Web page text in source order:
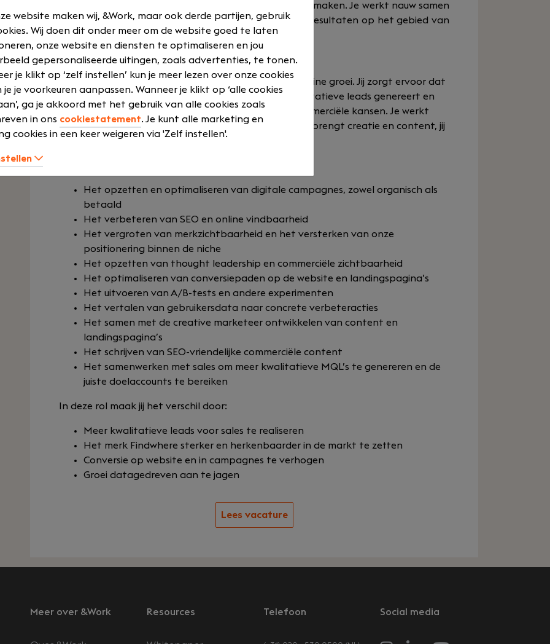
campagnes, content en conversie echt het verschil te maken. Je werkt nauw samen
met de Creative Marketeer en behaalt samen mooie resultaten op het gebied van
zichtbaarheid, leads en conversie.
Jouw rol
Als Growth Marketeer ben jij de motor achter onze online groei. Jij zorgt ervoor dat
Findwhere zichtbaarder wordt in de markt, meer kwalitatieve leads genereert en
sterker converteert van aandacht naar concrete commerciële kansen. Je werkt
nauw samen met onze allround creative marketeer: zij brengt creatie en content, jij
brengt growth, performance en conversie.
Het opzetten en optimaliseren van digitale campagnes, zowel organisch als
betaald
Het verbeteren van SEO en online vindbaarheid
Het vergroten van merkzichtbaarheid en het versterken van onze
positionering binnen de niche
Het opzetten van thought leadership en commerciële zichtbaarheid
Het optimaliseren van conversiepaden op de website en landingspagina’s
Het uitvoeren van A/B-tests en andere experimenten
Het vertalen van gebruikersdata naar concrete verbeteracties
Het samen met de creative marketeer ontwikkelen van content en
landingspagina’s
Het schrijven van SEO-vriendelijke commerciële content
Het samenwerken met sales om meer kwalitatieve MQL’s te genereren en de
juiste doelaccounts te bereiken
In deze rol maak jij het verschil door:
Meer kwalitatieve leads voor sales te realiseren
Het merk Findwhere sterker en herkenbaarder in de markt te zetten
Conversie op website en in campagnes te verhogen
Groei datagedreven aan te jagen
Lees vacature
Meer over &Work Resources Telefoon Social media
website maken wij, &Work, maar ook derde partijen, gebruik
Wij doen dit onder meer om de website goed te laten
onze website en diensten te optimaliseren en jou
gepersonaliseerde uitingen, zoals advertenties, te tonen.
je klikt op ‘zelf instellen’ kun je meer lezen over onze cookies
je je voorkeuren aanpassen. Wanneer je klikt op ‘alle cookies
ga je akkoord met het gebruik van alle cookies zoals
in ons cookiestatement. Je kunt alle marketing en
cookies in een keer weigeren via 'Zelf instellen'.